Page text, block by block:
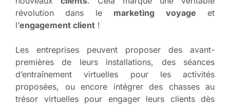
révolution dans le marketing voyage et
l’engagement client !
Les entreprises peuvent proposer des avant-
premières de leurs installations, des séances
d’entraînement virtuelles pour les activités
proposées, ou encore intégrer des chasses au
trésor virtuelles pour engager leurs clients dès